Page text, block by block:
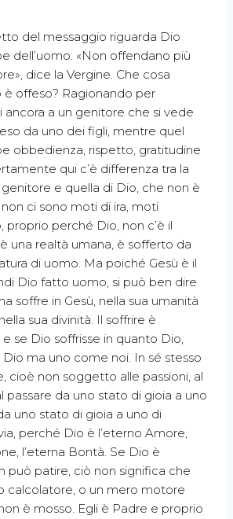
del messaggio riguarda Dio
dell’uomo: «Non offendano più
dice la Vergine. Che cosa
è offeso? Ragionando per
ancora a un genitore che si vede
da uno dei figli, mentre quel
obbedienza, rispetto, gratitudine
qui c’è differenza tra la
e quella di Dio, che non è
ci sono moti di ira, moti
proprio perché Dio, non c’è il
una realtà umana, è sofferto da
di uomo. Ma poiché Gesù è il
Dio fatto uomo, si può ben dire
soffre in Gesù, nella sua umanità
sua divinità. Il soffrire è
se Dio soffrisse in quanto Dio,
ma uno come noi. In sé stesso
cioè non soggetto alle passioni, al
passare da uno stato di gioia a uno
uno stato di gioia a uno di
perché Dio è l’eterno Amore,
l’eterna Bontà. Se Dio è
può patire, ciò non significa che
calcolatore, o un mero motore
è mosso. Egli è Padre e proprio